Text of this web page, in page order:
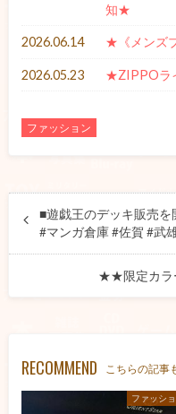
知★
2026.06.14 ★《メンズ
2026.05.23 ★ZIPPOラ
ファッション
■遊戯王のデッキ販売
#マンガ倉庫 #佐賀 #武
★★限定カラ
RECOMMEND こちらの記事
ファッシ